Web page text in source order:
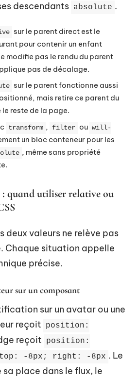
descendants absolute .
sur le parent direct est le
pour contenir un enfant
modifie pas le rendu du parent
pas de décalage.
sur le parent fonctionne aussi
mais retire ce parent du
reste de la page.
transform , filter ou will-
un bloc conteneur pour les
, même sans propriété
: quand utiliser relative ou
deux valeurs ne relève pas
Chaque situation appelle
précise.
sur un composant
sur un avatar ou une
reçoit
position:
reçoit
position:
top: -8px; right: -8px . Le
place dans le flux, le